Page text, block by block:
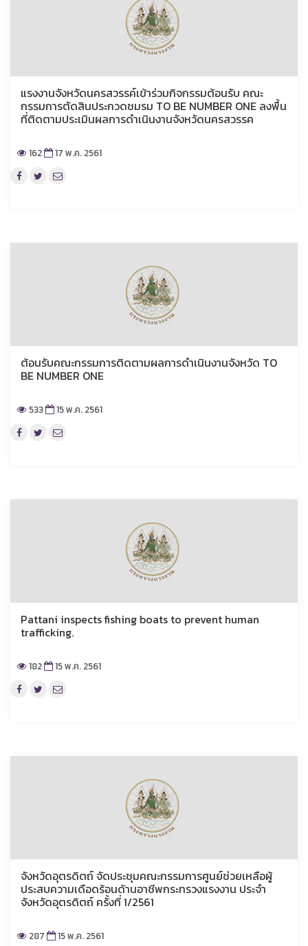
แรงงานจังหวัดนครสวรรค์เข้าร่วมกิจกรรมต้อนรับ คณะ
กรรมการตัดสินประกวดชมรม TO BE NUMBER ONE ลงพื้น
ที่ติดตามประเมินผลการดำเนินงานจังหวัดนครสวรรค
162 17 พ.ค. 2561
ต้อนรับคณะกรรมการติดตามผลการดำเนินงานจังหวัด TO
BE NUMBER ONE
533 15 พ.ค. 2561
Pattani inspects fishing boats to prevent human
trafficking.
182 15 พ.ค. 2561
จังหวัดอุตรดิตถ์ จัดประชุมคณะกรรมการศูนย์ช่วยเหลือผู้
ประสบความเดือดร้อนด้านอาชีพกระทรวงแรงงาน ประจำ
จังหวัดอุตรดิตถ์ ครั้งที่ 1/2561
287 15 พ.ค. 2561